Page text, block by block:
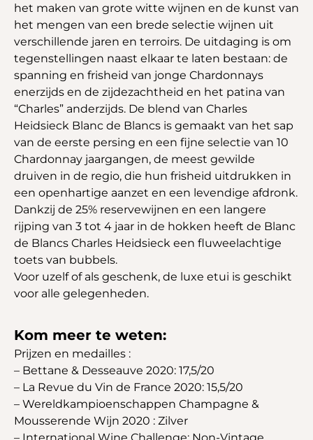
het maken van grote witte wijnen en de kunst van
het mengen van een brede selectie wijnen uit
verschillende jaren en terroirs. De uitdaging is om
tegenstellingen naast elkaar te laten bestaan: de
spanning en frisheid van jonge Chardonnays
enerzijds en de zijdezachtheid en het patina van
“Charles” anderzijds. De blend van Charles
Heidsieck Blanc de Blancs is gemaakt van het sap
van de eerste persing en een fijne selectie van 10
Chardonnay jaargangen, de meest gewilde
druiven in de regio, die hun frisheid uitdrukken in
een openhartige aanzet en een levendige afdronk.
Dankzij de 25% reservewijnen en een langere
rijping van 3 tot 4 jaar in de hokken heeft de Blanc
de Blancs Charles Heidsieck een fluweelachtige
toets van bubbels.
Voor uzelf of als geschenk, de luxe etui is geschikt
voor alle gelegenheden.
Kom meer te weten:
Prijzen en medailles :
– Bettane & Desseauve 2020: 17,5/20
– La Revue du Vin de France 2020: 15,5/20
– Wereldkampioenschappen Champagne &
Mousserende Wijn 2020 : Zilver
– International Wine Challenge: Non-Vintage